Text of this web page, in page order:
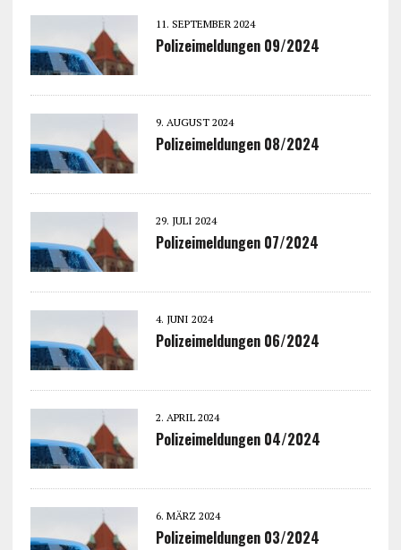
11. SEPTEMBER 2024
Polizeimeldungen 09/2024
9. AUGUST 2024
Polizeimeldungen 08/2024
29. JULI 2024
Polizeimeldungen 07/2024
4. JUNI 2024
Polizeimeldungen 06/2024
2. APRIL 2024
Polizeimeldungen 04/2024
6. MÄRZ 2024
Polizeimeldungen 03/2024